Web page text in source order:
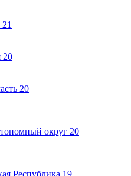
21
20
20
округ 20
Республика 19